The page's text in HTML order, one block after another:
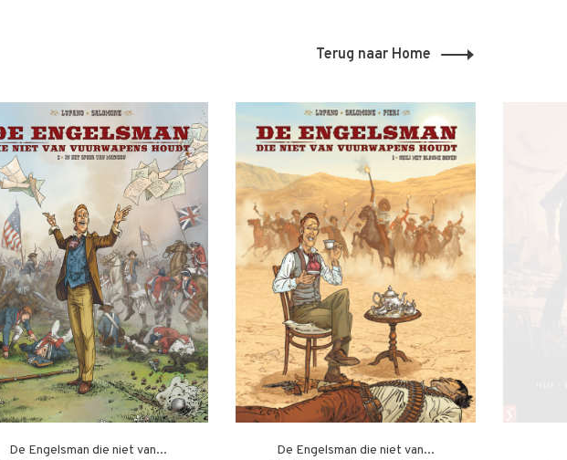
Terug naar Home
De Engelsman die niet van... De Engelsman die niet van...